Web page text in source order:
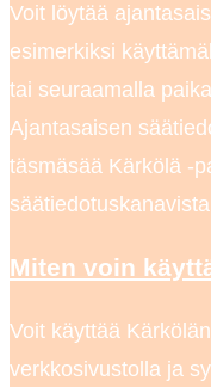
Voit löytää
esimerkiksi
tai seuraamalla
Ajantasaisen
täsmäsää Kärkölä -
Miten voin
Voit käyttää
verkkosivustolla ja